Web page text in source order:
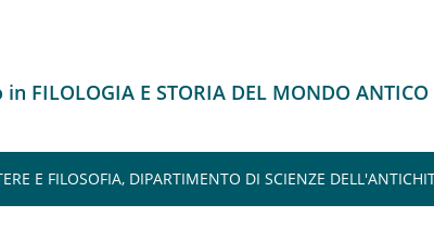
FILOLOGIA E STORIA DEL MONDO ANTICO
E FILOSOFIA, DIPARTIMENTO DI SCIENZE